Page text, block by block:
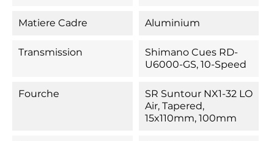
Matiere Cadre Aluminium
Transmission
Shimano Cues RD-
U6000-GS, 10-Speed
Fourche
SR Suntour NX1-32 LO
Air, Tapered,
15x110mm, 100mm